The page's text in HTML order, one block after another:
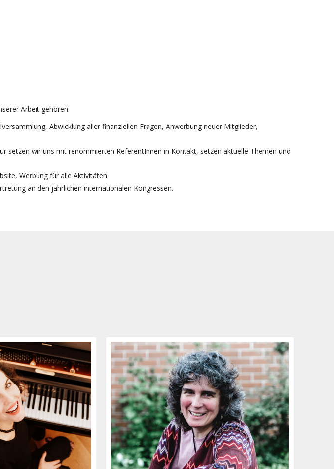
Arbeit gehören:
Abwicklung aller finanziellen Fragen, Anwerbung neuer Mitglieder,
setzen wir uns mit renommierten ReferentInnen in Kontakt, setzen aktuelle Themen und
Werbung für alle Aktivitäten.
an den jährlichen internationalen Kongressen.